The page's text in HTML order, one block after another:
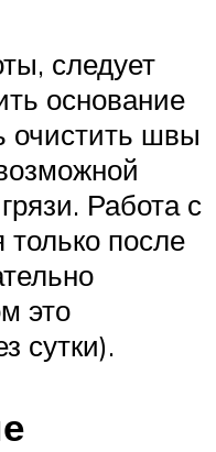
следует
основание
очистить швы
Работа с
только после
это
сутки).